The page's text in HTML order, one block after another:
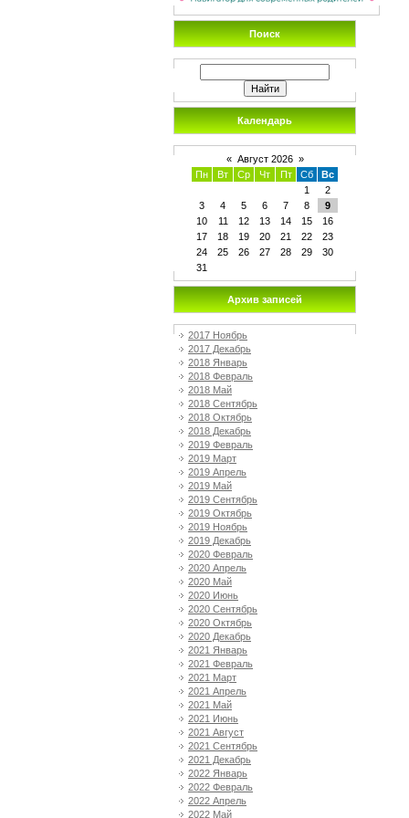
Поиск
Календарь
« Август 2026 »
Пн
Вт Ср Чт Пт Сб
Вс
1
2
3
4 5 6 7 8
9
10
11 12 13 14 15
16
17
18 19 20 21 22
23
24
25 26 27 28 29
30
31
Архив записей
2017 Ноябрь
2017 Декабрь
2018 Январь
2018 Февраль
2018 Май
2018 Сентябрь
2018 Октябрь
2018 Декабрь
2019 Февраль
2019 Март
2019 Апрель
2019 Май
2019 Сентябрь
2019 Октябрь
2019 Ноябрь
2019 Декабрь
2020 Февраль
2020 Апрель
2020 Май
2020 Июнь
2020 Сентябрь
2020 Октябрь
2020 Декабрь
2021 Январь
2021 Февраль
2021 Март
2021 Апрель
2021 Май
2021 Июнь
2021 Август
2021 Сентябрь
2021 Декабрь
2022 Январь
2022 Февраль
2022 Апрель
2022 Май